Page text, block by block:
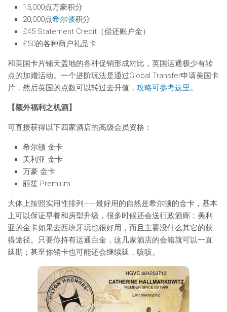
15,000点万豪积分
20,000点希尔顿积分
£45 Statement Credit（偿还账户金）
£50的各种商户礼品卡
和美国卡片铺天盖地的各种促销形成对比，英国运通极少有转
点的加赠活动。一个进阶玩法是通过Global Transfer申请美国卡
片，然后英国的点数可以转过去升值， 攻略可参考这里。
【额外福利之机酒】
可直接获得以下四家酒店的高级会员资格：
希尔顿 金卡
美利亚 金卡
万豪 金卡
丽笙 Premium
大体上按照实用性排列——最好用的自然是希尔顿的金卡，基本
上可以保证早餐和房型升级，很多时候还会送行政酒廊；美利
亚的金卡如果去西班牙玩也很好用，而且主要没什么其它的获
得途径。只要你持有运通白金，这几家酒店的会籍就可以一直
延期；甚至你销卡也可能还会继续延，咳咳。